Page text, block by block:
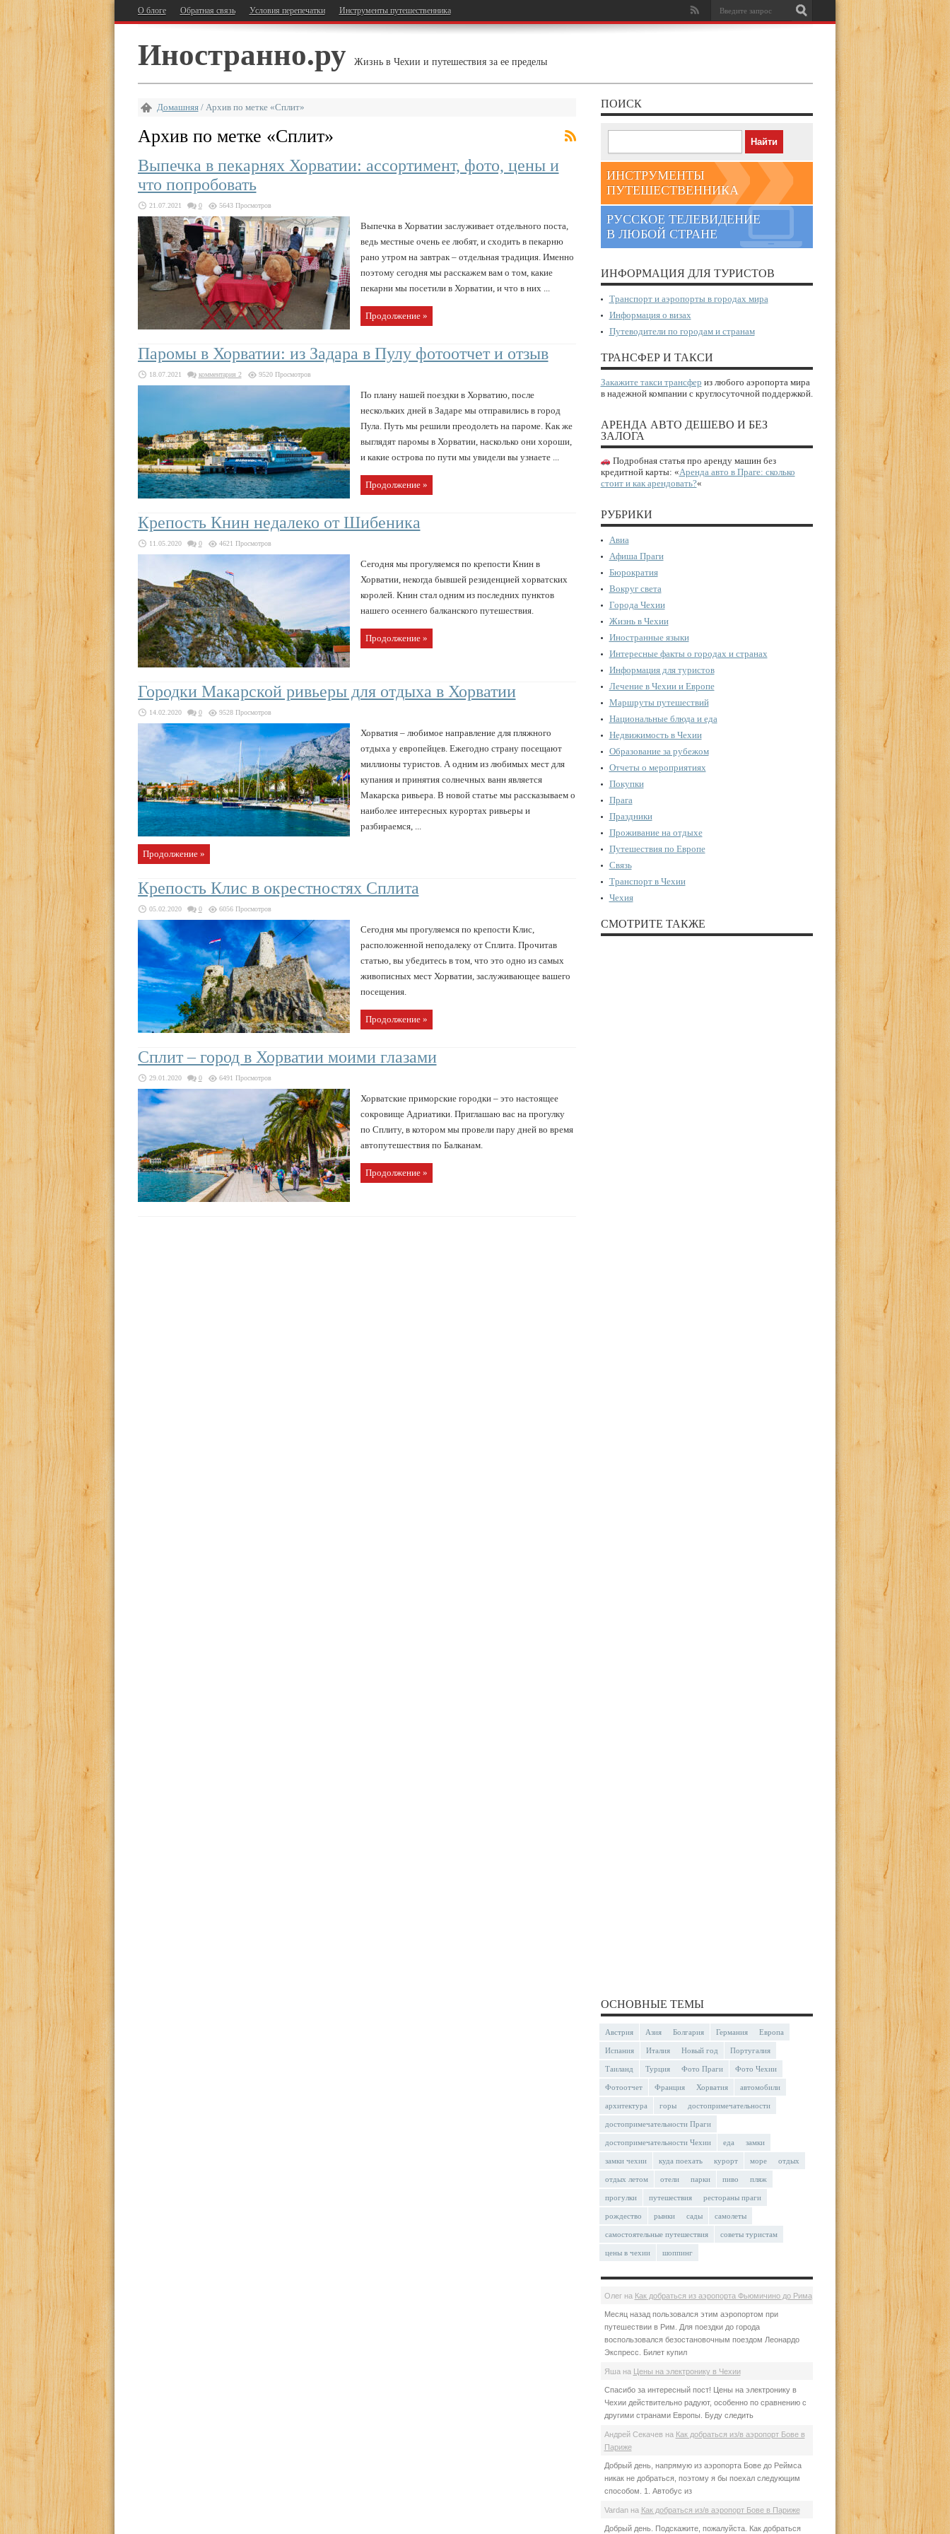
О блоге Обратная связь Условия перепечатки Инструменты путешественника
Иностранно.ру Жизнь в Чехии и путешествия за ее пределы
Домашняя/ Архив по метке «Сплит»
Архив по метке «Сплит»
Выпечка в пекарнях Хорватии: ассортимент, фото, цены и
что попробовать
21.07.2021 0 5643 Просмотров
Выпечка в Хорватии заслуживает отдельного поста,
ведь местные очень ее любят, и сходить в пекарню
рано утром на завтрак – отдельная традиция. Именно
поэтому сегодня мы расскажем вам о том, какие
пекарни мы посетили в Хорватии, и что в них ...
Продолжение »
Паромы в Хорватии: из Задара в Пулу фотоотчет и отзыв
18.07.2021 комментария 2 9520 Просмотров
По плану нашей поездки в Хорватию, после
нескольких дней в Задаре мы отправились в город
Пула. Путь мы решили преодолеть на пароме. Как же
выглядят паромы в Хорватии, насколько они хороши,
и какие острова по пути мы увидели вы узнаете ...
Продолжение »
Крепость Книн недалеко от Шибеника
11.05.2020 0 4621 Просмотров
Сегодня мы прогуляемся по крепости Книн в
Хорватии, некогда бывшей резиденцией хорватских
королей. Книн стал одним из последних пунктов
нашего осеннего балканского путешествия.
Продолжение »
Городки Макарской ривьеры для отдыха в Хорватии
14.02.2020 0 9528 Просмотров
Хорватия – любимое направление для пляжного
отдыха у европейцев. Ежегодно страну посещают
миллионы туристов. А одним из любимых мест для
купания и принятия солнечных ванн является
Макарска ривьера. В новой статье мы рассказываем о
наиболее интересных курортах ривьеры и
разбираемся, ...
Продолжение »
Крепость Клис в окрестностях Сплита
05.02.2020 0 6056 Просмотров
Сегодня мы прогуляемся по крепости Клис,
расположенной неподалеку от Сплита. Прочитав
статью, вы убедитесь в том, что это одно из самых
живописных мест Хорватии, заслуживающее вашего
посещения.
Продолжение »
Сплит – город в Хорватии моими глазами
29.01.2020 0 6491 Просмотров
Хорватские приморские городки – это настоящее
сокровище Адриатики. Приглашаю вас на прогулку
по Сплиту, в котором мы провели пару дней во время
автопутешествия по Балканам.
Продолжение »
ПОИСК
ИНСТРУМЕНТЫ
ПУТЕШЕСТВЕННИКА
РУССКОЕ ТЕЛЕВИДЕНИЕ
В ЛЮБОЙ СТРАНЕ
ИНФОРМАЦИЯ ДЛЯ ТУРИСТОВ
Транспорт и аэропорты в городах мира
Информация о визах
Путеводители по городам и странам
ТРАНСФЕР И ТАКСИ
Закажите такси трансфер из любого аэропорта мира
в надежной компании с круглосуточной поддержкой.
АРЕНДА АВТО ДЕШЕВО И БЕЗ
ЗАЛОГА
Подробная статья про аренду машин без
кредитной карты: «Аренда авто в Праге: сколько
стоит и как арендовать?«
РУБРИКИ
Авиа
Афиша Праги
Бюрократия
Вокруг света
Города Чехии
Жизнь в Чехии
Иностранные языки
Интересные факты о городах и странах
Информация для туристов
Лечение в Чехии и Европе
Маршруты путешествий
Национальные блюда и еда
Недвижимость в Чехии
Образование за рубежом
Отчеты о мероприятиях
Покупки
Прага
Праздники
Проживание на отдыхе
Путешествия по Европе
Связь
Транспорт в Чехии
Чехия
СМОТРИТЕ ТАКЖЕ
ОСНОВНЫЕ ТЕМЫ
Австрия Азия Болгария Германия Европа
Испания Италия Новый год Португалия
Таиланд Турция Фото Праги Фото Чехии
Фотоотчет Франция Хорватия автомобили
архитектура горы достопримечательности
достопримечательности Праги
достопримечательности Чехии еда замки
замки чехии куда поехать курорт море отдых
отдых летом отели парки пиво пляж
прогулки путешествия рестораны праги
рождество рынки сады самолеты
самостоятельные путешествия советы туристам
цены в чехии шоппинг
Олегна Как добраться из аэропорта Фьюмичино до Рима
Месяц назад пользовался этим аэропортом при
путешествии в Рим. Для поездки до города
воспользовался безостановочным поездом Леонардо
Экспресс. Билет купил
Яша на Цены на электронику в Чехии
Спасибо за интересный пост! Цены на электронику в
Чехии действительно радуют, особенно по сравнению с
другими странами Европы. Буду следить
Андрей Секачев на Как добраться из/в аэропорт Бове в
Париже
Добрый день, напрямую из аэропорта Бове до Реймса
никак не добраться, поэтому я бы поехал следующим
способом. 1. Автобус из
Vardanна Как добраться из/в аэропорт Бове в Париже
Добрый день. Подскажите, пожалуйста. Как добраться